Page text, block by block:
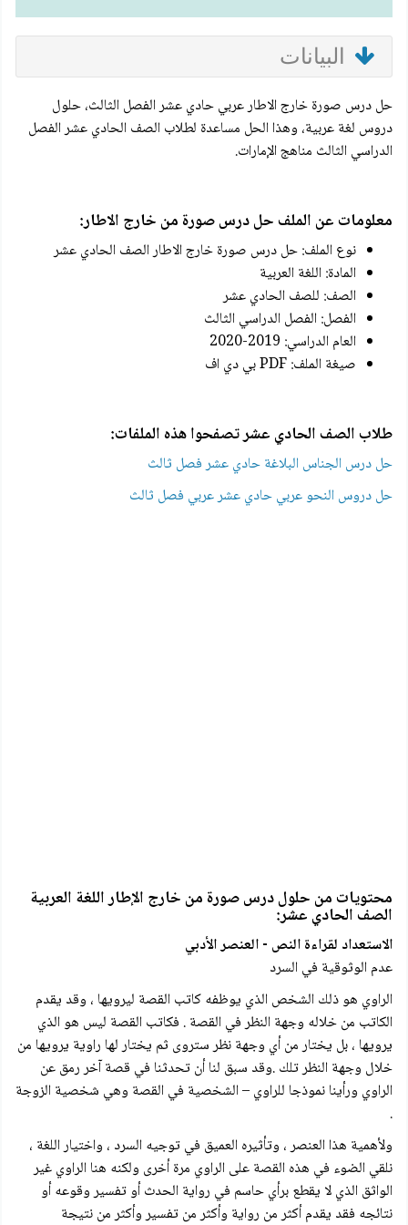
البيانات
حل درس صورة خارج الاطار عربي حادي عشر الفصل الثالث، حلول
دروس لغة عربية، وهذا الحل مساعدة لطلاب الصف الحادي عشر الفصل
الدراسي الثالث مناهج الإمارات.
معلومات عن الملف حل درس صورة من خارج الاطار:
نوع الملف: حل درس صورة خارج الاطار الصف الحادي عشر
المادة: اللغة العربية
الصف: للصف الحادي عشر
الفصل: الفصل الدراسي الثالث
العام الدراسي: 2019-2020
صيغة الملف: PDF بي دي اف
طلاب الصف الحادي عشر تصفحوا هذه الملفات:
حل درس الجناس البلاغة حادي عشر فصل ثالث
حل دروس النحو عربي حادي عشر عربي فصل ثالث
محتويات من حلول درس صورة من خارج الإطار اللغة العربية
الصف الحادي عشر:
الاستعداد لقراءة النص - العنصر الأدبي
عدم الوثوقية في السرد
الراوي هو ذلك الشخص الذي يوظفه كاتب القصة ليرويها ، وقد يقدم
الكاتب من خلاله وجهة النظر في القصة . فكاتب القصة ليس هو الذي
يرويها ، بل يختار من أي وجهة نظر ستروی ثم يختار لها راوية يرويها من
خلال وجهة النظر تلك .وقد سبق لنا أن تحدثنا في قصة آخر رمق عن
الراوي ورأينا نموذجا للراوي – الشخصية في القصة وهي شخصية الزوجة
.
ولأهمية هذا العنصر ، وتأثيره العميق في توجيه السرد ، واختيار اللغة ،
نلقي الضوء في هذه القصة على الراوي مرة أخرى ولكنه هنا الراوي غير
الواثق الذي لا يقطع برأي حاسم في رواية الحدث أو تفسیر وقوعه أو
نتائجه فقد يقدم أكثر من رواية وأكثر من تفسير وأكثر من نتيجة